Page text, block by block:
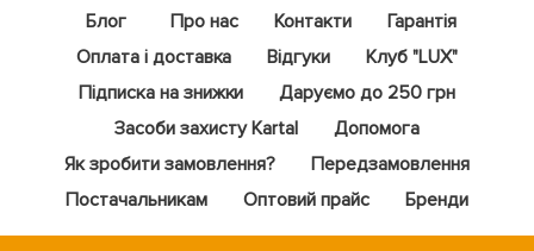
Блог Про нас Контакти
Гарантія
Оплата і доставка
Відгуки
Клуб "LUX"
Підписка на знижки
Даруємо до 250 грн
Засоби захисту Kartal
Допомога
Як зробити замовлення?
Передзамовлення
Постачальникам
Оптовий прайс Бренди